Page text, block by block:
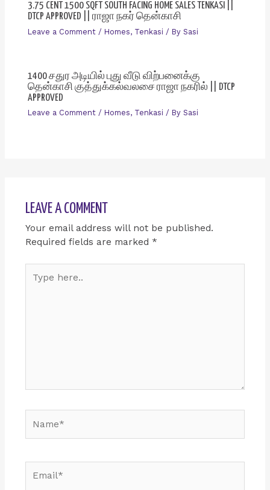
3.75 CENT 1500 SQFT SOUTH FACING HOME SALES TENKASI ||
DTCP APPROVED || ராஜா நகர் தென்காசி
Leave a Comment / Homes, Tenkasi / By Sasi
1400 சதுர அடியில் புது வீடு விற்பனைக்கு
தென்காசி குத்துக்கல்வலசை ராஜா நகரில் || DTCP
APPROVED
Leave a Comment / Homes, Tenkasi / By Sasi
LEAVE A COMMENT
Your email address will not be published.
Required fields are marked *
here..